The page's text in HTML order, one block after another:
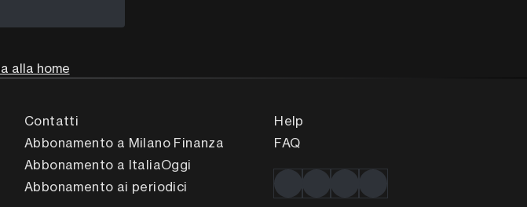
alla home
Contatti
Abbonamento a Milano Finanza
Abbonamento a ItaliaOggi
Abbonamento ai periodici
Help
FAQ